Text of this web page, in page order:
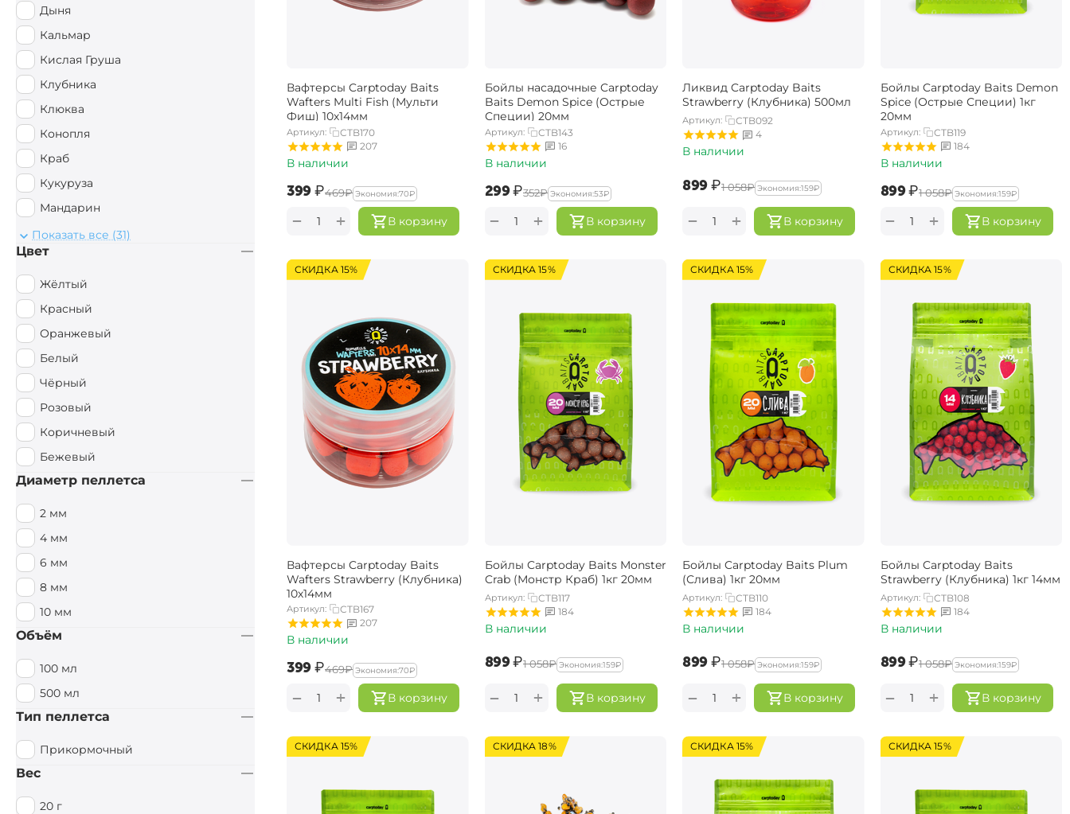
Вафтерсы Carptoday Baits
Wafters Multi Fish (Мульти
Фиш) 10х14мм
Артикул:
CTB170
207
В наличии
‍399‍₽‍469‍₽ Экономия:‍70‍₽
В корзину
+
−
Бойлы насадочные Carptoday
Baits Demon Spice (Острые
Специи) 20мм
Артикул:
CTB143
16
В наличии
‍299‍₽‍352‍₽ Экономия:‍53‍₽
В корзину
+
−
Ликвид Carptoday Baits
Strawberry (Клубника) 500мл
Артикул:
CTB092
4
В наличии
‍899‍₽‍1 058‍₽ Экономия:‍159‍₽
В корзину
+
−
Бойлы Carptoday Baits Demon
Spice (Острые Специи) 1кг
20мм
Артикул:
CTB119
184
В наличии
‍899‍₽‍1 058‍₽ Экономия:‍159‍₽
В корзину
+
−
СКИДКА 15%
Вафтерсы Carptoday Baits
Wafters Strawberry (Клубника)
10х14мм
Артикул:
CTB167
207
В наличии
‍399‍₽‍469‍₽ Экономия:‍70‍₽
В корзину
+
−
СКИДКА 15%
Бойлы Carptoday Baits Monster
Crab (Монстр Краб) 1кг 20мм
Артикул:
CTB117
184
В наличии
‍899‍₽‍1 058‍₽ Экономия:‍159‍₽
В корзину
+
−
СКИДКА 15%
Бойлы Carptoday Baits Plum
(Слива) 1кг 20мм
Артикул:
CTB110
184
В наличии
‍899‍₽‍1 058‍₽ Экономия:‍159‍₽
В корзину
+
−
СКИДКА 15%
Бойлы Carptoday Baits
Strawberry (Клубника) 1кг 14мм
Артикул:
CTB108
184
В наличии
‍899‍₽‍1 058‍₽ Экономия:‍159‍₽
В корзину
+
−
СКИДКА 15% СКИДКА 18% СКИДКА 15% СКИДКА 15%
Дыня
Кальмар
Кислая Груша
Клубника
Клюква
Конопля
Краб
Кукуруза
Мандарин
Монстр Краб
Мульти Фиш
Мульти Фрукт
Мясной
Орех
Острые Специи
Осьминог
Палтус
Перец чили
Пряный
Рыбный
Тутти Фрутти
Фруктовый / Кислый
Цитрус
Чеснок
Показать все (31)
Цвет
Жёлтый
Красный
Оранжевый
Белый
Чёрный
Розовый
Коричневый
Бежевый
Диаметр пеллетса
2 мм
4 мм
6 мм
8 мм
10 мм
Объём
100 мл
500 мл
Тип пеллетса
Прикормочный
Вес
20 г